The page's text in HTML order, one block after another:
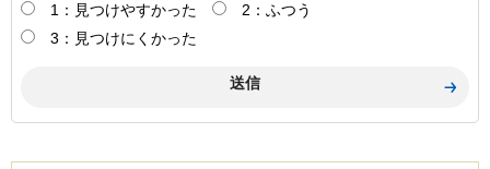
1：見つけやすかった
2：ふつう
3：見つけにくかった